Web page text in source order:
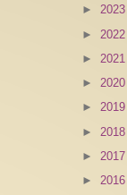
► 2023
► 2022
► 2021
► 2020
► 2019
► 2018
► 2017
► 2016